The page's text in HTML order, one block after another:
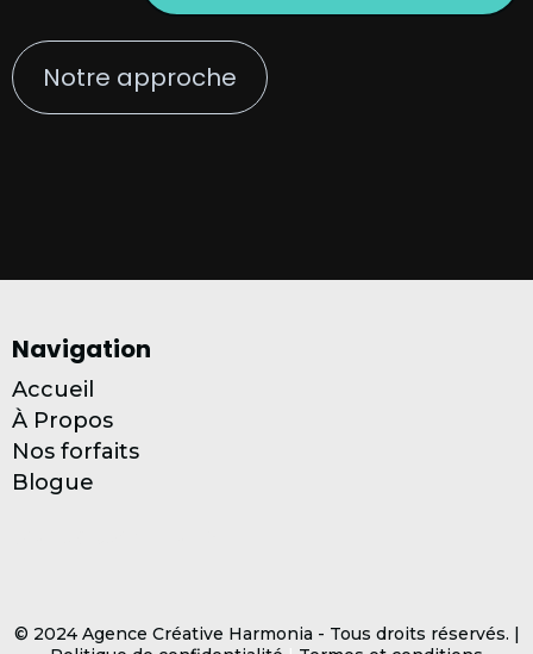
Notre approche
Navigation
Accueil
À Propos
Nos forfaits
Blogue
© 2024 Agence Créative Harmonia - Tous droits réservés. |